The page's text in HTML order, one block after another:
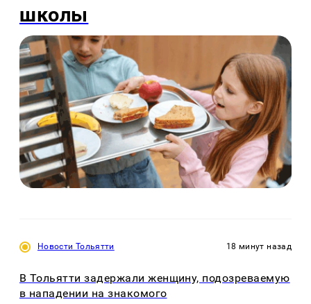
школы
Новости Тольятти 18 минут назад
В Тольятти задержали женщину, подозреваемую
в нападении на знакомого